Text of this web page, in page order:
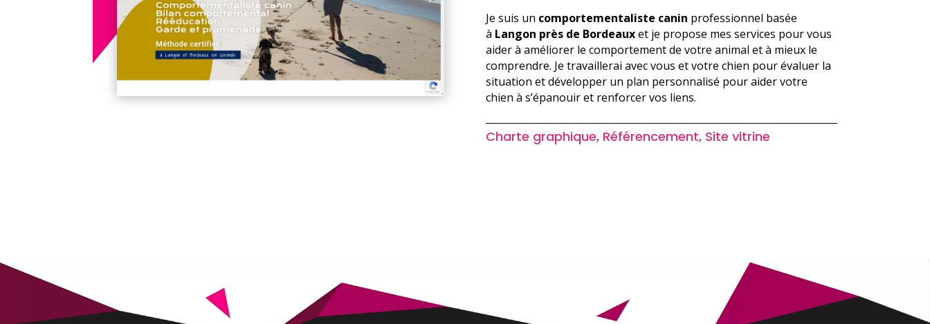
Je suis un comportementaliste canin professionnel basée
à Langon près de Bordeauxet je propose mes services pour vous
aider à améliorer le comportement de votre animal et à mieux le
comprendre. Je travaillerai avec vous et votre chien pour évaluer la
situation et développer un plan personnalisé pour aider votre
chien à s’épanouir et renforcer vos liens.
Charte graphique, Référencement, Site vitrine